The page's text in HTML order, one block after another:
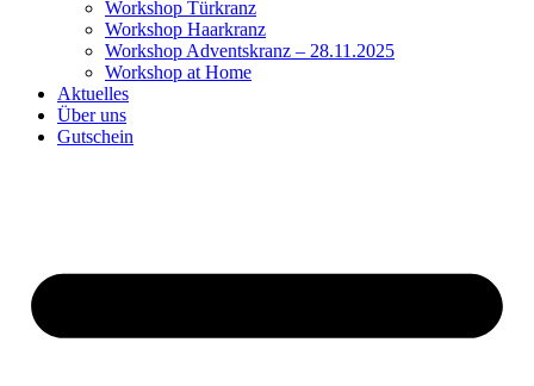
Workshop Türkranz
Workshop Haarkranz
Workshop Adventskranz – 28.11.2025
Workshop at Home
Aktuelles
Über uns
Gutschein